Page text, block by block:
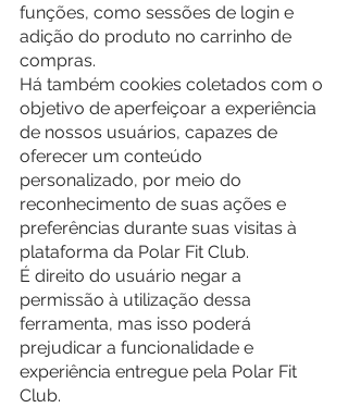
funções, como sessões de login e
adição do produto no carrinho de
compras.
Há também cookies coletados com o
objetivo de aperfeiçoar a experiência
de nossos usuários, capazes de
oferecer um conteúdo
personalizado, por meio do
reconhecimento de suas ações e
preferências durante suas visitas à
plataforma da Polar Fit Club.
É direito do usuário negar a
permissão à utilização dessa
ferramenta, mas isso poderá
prejudicar a funcionalidade e
experiência entregue pela Polar Fit
Club.